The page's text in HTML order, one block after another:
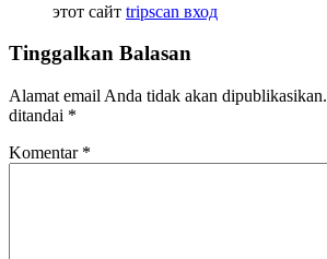
этот сайт tripscan вход
Tinggalkan Balasan
Alamat email Anda tidak akan dipublikasikan.
ditandai *
Komentar *